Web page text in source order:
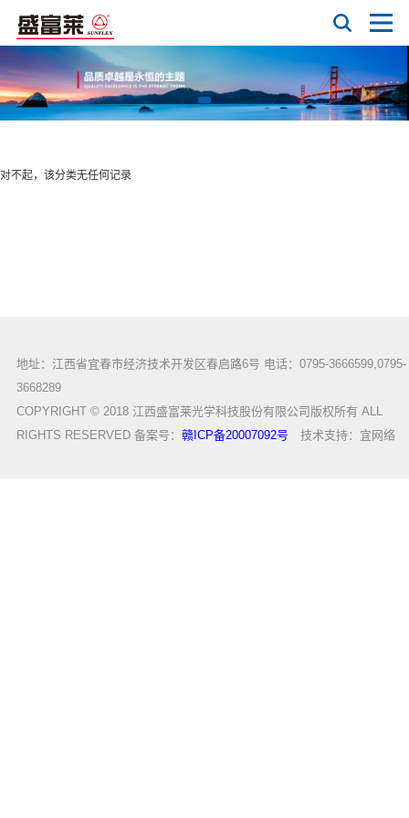
对不起，该分类无任何记录
地址：江西省宜春市经济技术开发区春启路6号 电话：0795-3666599,0795-
3668289
COPYRIGHT © 2018 江西盛富莱光学科技股份有限公司版权所有 ALL
RIGHTS RESERVED 备案号： 赣ICP备20007092号技术支持： 宜网络